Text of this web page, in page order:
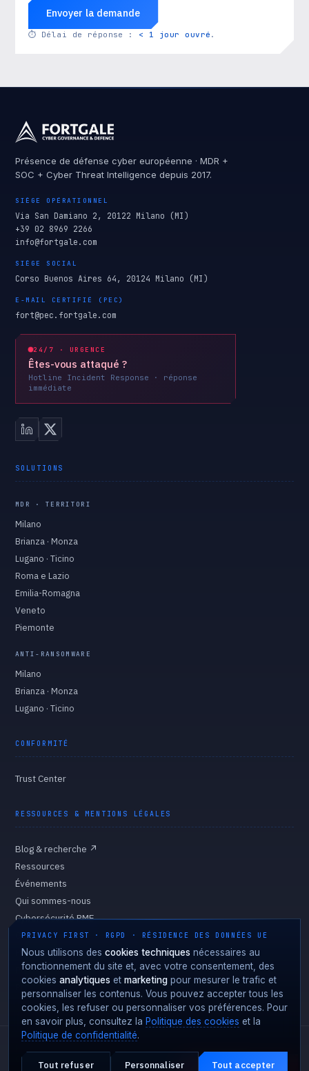
Envoyer la demande
⏱ Délai de réponse : < 1 jour ouvré .
Présence de défense cyber européenne · MDR +
SOC + Cyber Threat Intelligence depuis 2017.
SIÈGE OPÉRATIONNEL
Via San Damiano 2, 20122 Milano (MI)
+39 02 8969 2266
info@fortgale.com
SIÈGE SOCIAL
Corso Buenos Aires 64, 20124 Milano (MI)
E-MAIL CERTIFIÉ (PEC)
fort@pec.fortgale.com
24/7 · URGENCE
Êtes-vous attaqué ?
Hotline Incident Response · réponse
immédiate
SOLUTIONS
MDR · TERRITORI
Milano
Brianza · Monza
Lugano · Ticino
Roma e Lazio
Emilia-Romagna
Veneto
Piemonte
ANTI-RANSOMWARE
Milano
Brianza · Monza
Lugano · Ticino
CONFORMITÉ
Trust Center
RESSOURCES & MENTIONS LÉGALES
Blog & recherche ↗
Ressources
Événements
Qui sommes-nous
Cybersécurité PME
Gouvernance
Politique de confidentialité
Politique des cookies
Préférences des cookies
Capital social 10 000 € entièrement libéré
Attaque en cours ?
PRIVACY FIRST · RGPD · RÉSIDENCE DES DONNÉES UE
Nous utilisons des cookies techniques nécessaires au
fonctionnement du site et, avec votre consentement, des
cookies analytiques et marketing pour mesurer le trafic et
personnaliser les contenus. Vous pouvez accepter tous les
cookies, les refuser ou personnaliser vos préférences. Pour
en savoir plus, consultez la Politique des cookies et la
Politique de confidentialité.
Tout refuser Personnaliser Tout accepter